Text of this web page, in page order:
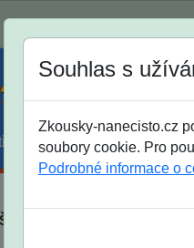
8. třída 9. třída
na SŠ? Vaše
Souhlas s
Zkousky-nanecisto.cz
soubory cookie. Pro
Podrobné informace o